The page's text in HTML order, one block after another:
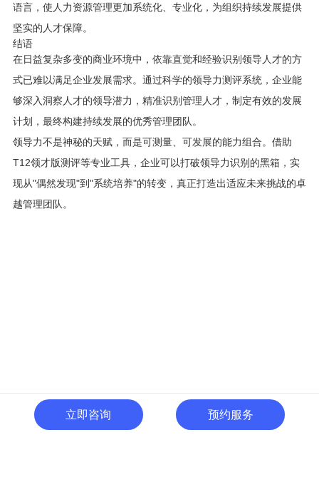
语言，使人力资源管理更加系统化、专业化，为组织持续发展提供
坚实的人才保障。
结语
在日益复杂多变的商业环境中，依靠直觉和经验识别领导人才的方
式已难以满足企业发展需求。通过科学的领导力测评系统，企业能
够深入洞察人才的领导潜力，精准识别管理人才，制定有效的发展
计划，最终构建持续发展的优秀管理团队。
领导力不是神秘的天赋，而是可测量、可发展的能力组合。借助
T12领才版测评等专业工具，企业可以打破领导力识别的黑箱，实
现从"偶然发现"到"系统培养"的转变，真正打造出适应未来挑战的卓
越管理团队。
全国热线: 400-996-0801
立即咨询 预约服务